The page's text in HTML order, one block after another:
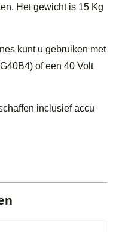
Het gewicht is 15 Kg
kunt u gebruiken met
of een 40 Volt
inclusief accu